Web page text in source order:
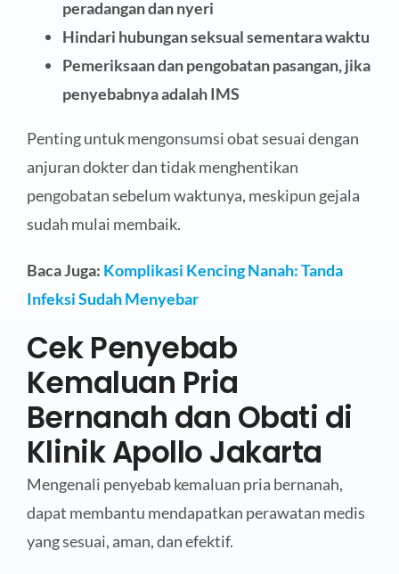
peradangan dan nyeri
Hindari hubungan seksual sementara waktu
Pemeriksaan dan pengobatan pasangan, jika
penyebabnya adalah IMS
Penting untuk mengonsumsi obat sesuai dengan
anjuran dokter dan tidak menghentikan
pengobatan sebelum waktunya, meskipun gejala
sudah mulai membaik.
Baca Juga: Komplikasi Kencing Nanah: Tanda
Infeksi Sudah Menyebar
Cek Penyebab
Kemaluan Pria
Bernanah dan Obati di
Klinik Apollo Jakarta
Mengenali penyebab kemaluan pria bernanah,
dapat membantu mendapatkan perawatan medis
yang sesuai, aman, dan efektif.